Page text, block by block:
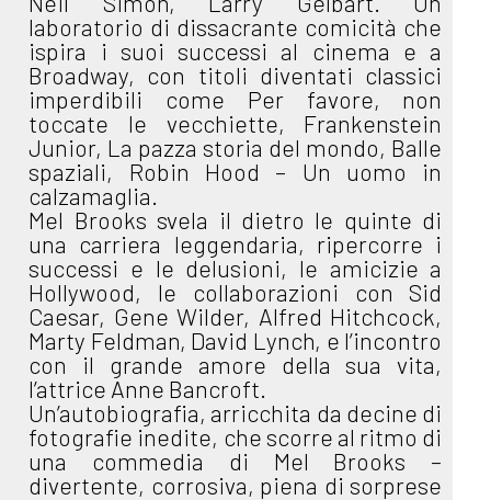
laboratorio di dissacrante comicità che
ispira i suoi successi al cinema e a
Broadway, con titoli diventati classici
imperdibili come Per favore, non
toccate le vecchiette, Frankenstein
Junior, La pazza storia del mondo, Balle
spaziali, Robin Hood – Un uomo in
calzamaglia.
Mel Brooks svela il dietro le quinte di
una carriera leggendaria, ripercorre i
successi e le delusioni, le amicizie a
Hollywood, le collaborazioni con Sid
Caesar, Gene Wilder, Alfred Hitchcock,
Marty Feldman, David Lynch, e l’incontro
con il grande amore della sua vita,
l’attrice Anne Bancroft.
Un’autobiografia, arricchita da decine di
fotografie inedite, che scorre al ritmo di
una commedia di Mel Brooks –
divertente, corrosiva, piena di sorprese